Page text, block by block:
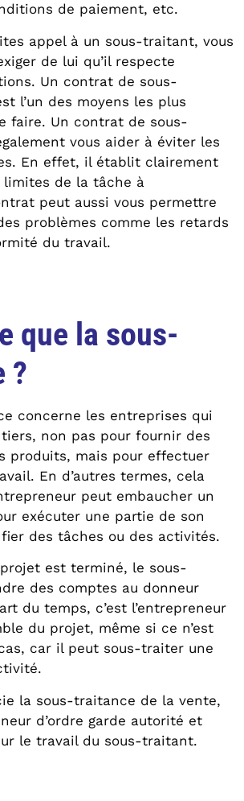
de paiement, etc.
appel à un sous-traitant, vous
de lui qu’il respecte
Un contrat de sous-
l’un des moyens les plus
faire. Un contrat de sous-
vous aider à éviter les
En effet, il établit clairement
limites de la tâche à
peut aussi vous permettre
problèmes comme les retards
du travail.
que la sous-
?
concerne les entreprises qui
non pas pour fournir des
produits, mais pour effectuer
En d’autres termes, cela
peut embaucher un
exécuter une partie de son
des tâches ou des activités.
est terminé, le sous-
des comptes au donneur
du temps, c’est l’entrepreneur
du projet, même si ce n’est
car il peut sous-traiter une
la sous-traitance de la vente,
d’ordre garde autorité et
le travail du sous-traitant.